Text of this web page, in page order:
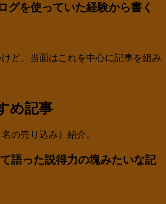
グを使っていた経験から書く
ど、当面はこれを中心に記事を組み
め記事
の売り込み）紹介。
語った説得力の塊みたいな記